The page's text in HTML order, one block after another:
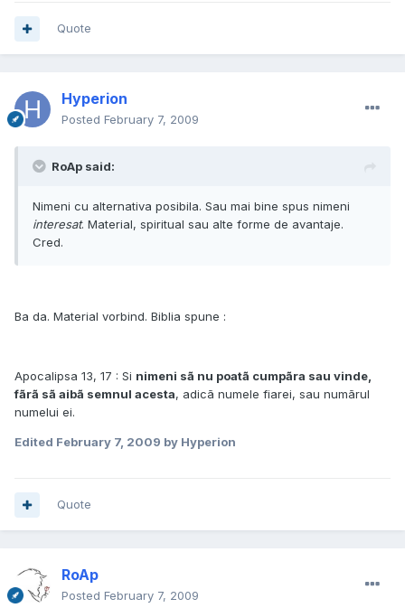
Quote
Hyperion
Posted February 7, 2009
RoAp said:
Nimeni cu alternativa posibila. Sau mai bine spus nimeni
interesat. Material, spiritual sau alte forme de avantaje.
Cred.
Ba da. Material vorbind. Biblia spune :
Apocalipsa 13, 17 : Si nimeni sã nu poatã cumpãra sau vinde,
fãrã sã aibã semnul acesta, adicã numele fiarei, sau numãrul
numelui ei.
Edited February 7, 2009 by Hyperion
Quote
RoAp
Posted February 7, 2009